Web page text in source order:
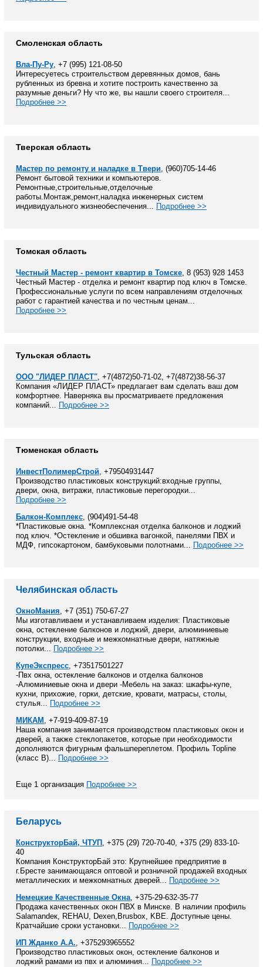
Смоленская область
Вла-Пу-Ру, +7 (995) 121-08-50
Интересуетесь строительством деревянных домов, бань
рубленных из бревна и хотите построить качественно за
разумные деньги? Ну что же, вы нашли своего строителя...
Подробнее >>
Тверская область
Мастер по ремонту и наладке в Твери, (960)705-14-46
Ремонт бытовой техники и компьютеров.
Ремонтные,строительные,отделочные
работы.Монтаж,ремонт,наладка инженерных систем
индивидуального жизнеобеспечения... Подробнее >>
Томская область
Честный Мастер - ремонт квартир в Томске, 8 (953) 928 1453
Честный Мастер - отделка и ремонт квартир под ключ в Томске.
Профессиональные услуги по всем направлениям отделочных
работ с гарантией качества и по честным ценам...
Подробнее >>
Тульская область
ООО "ЛИДЕР ПЛАСТ", +7(4872)50-71-02, +7(4872)38-56-37
Компания «ЛИДЕР ПЛАСТ» предлагает вам сделать ваш дом
комфортнее. Наверняка вы просматриваете предложения
компаний... Подробнее >>
Тюменская область
ИнвестПолимерСтрой, +79504931447
Производство пластиковых конструкций:входные группы,
двери, окна, витражи, пластиковые перегородки...
Подробнее >>
Балкон-Комплекс, (904)491-54-48
*Пластиковые окна. *Комплексная отделка балконов и лоджий
под ключ. *Остекление и обшивка вагонкой, панелями ПВХ и
МДФ, гипсокартоном, бамбуковыми полотнами... Подробнее >>
Челябинская область
ОкноМания, +7 (351) 750-67-27
Мы изготавливаем и устанавливаем изделия: Пластиковые
окна, остекление балконов и лоджий, двери, алюминиевые
конструкции, входные и межкомнатные двери, натяжные
потолки... Подробнее >>
КупеЭкспресс, +73517501227
-Пвх окна, остекление балконов и отделка балконов
-Алюминиевые окна и двери -Мебель на заказ: шкафы-купе,
кухни, прихожие, горки, детские, кровати, матрасы, столы,
стулья... Подробнее >>
МИКАМ , +7-919-409-87-19
Наша компания занимается производством пластиковых окон и
дверей, а также стеклопакетов, которые при необходимости
дополняются фигурным фальшпереплетом. Профиль Topline
(класс В)... Подробнее >>
Еще 1 организация Подробнее >>
Беларусь
КонструкторБай, ЧТУП , +375 (29) 720-70-40, +375 (29) 833-10-
40
Компания КонструкторБай это: Крупнейшее предприятие в
г.Бресте занимающаяся оптовой и розничной продажей входных
металлических и межкомнатных дверей... Подробнее >>
Немецкие Качественные Окна, +375-29-632-35-77
Продажа качественных окон ПВХ в Минске. В наличии профиль
Salamandeк, REHAU, Dexen,Brusbox, KBE. Доступные цены.
Кратчайшие сроки установки... Подробнее >>
ИП Жданко А.А., +375293965552
Производство пластиковых окон, остекление балконов и
лоджий рамами из пвх и алюминия... Подробнее >>